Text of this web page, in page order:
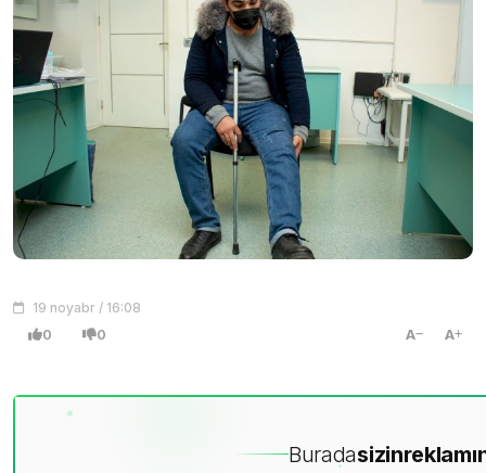
19 noyabr / 16:08
0 0 A A
Buradasizin